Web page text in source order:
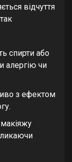
відчуття
спирти або
алергію чи
з ефектом